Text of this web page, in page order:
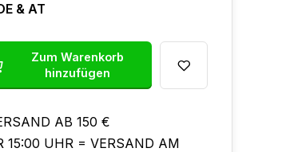
& AT
Zum Warenkorb
hinzufügen
AB 150 €
15:00 UHR = VERSAND AM